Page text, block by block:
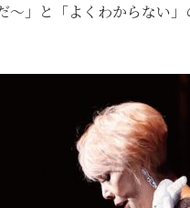
」と「よくわからない